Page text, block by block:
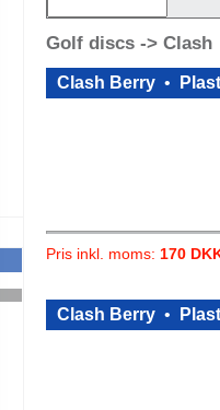
Golf discs -> Clash
Clash Berry •
Pris inkl. moms: 170
Clash Berry •